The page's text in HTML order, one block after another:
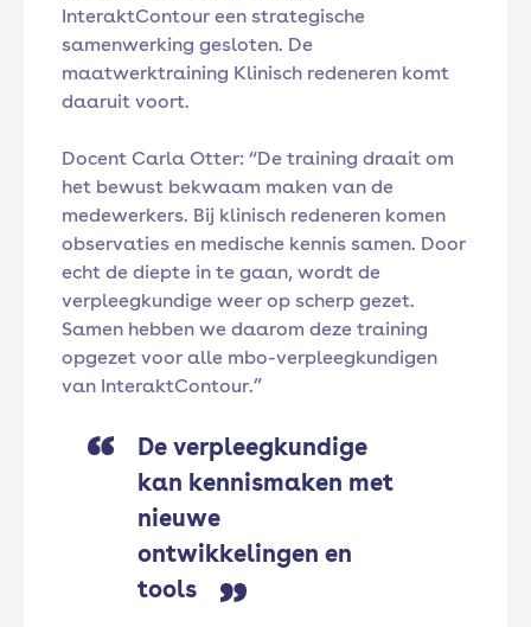
InteraktContour een strategische
samenwerking gesloten. De
maatwerktraining Klinisch redeneren komt
daaruit voort.
Docent Carla Otter: “De training draait om
het bewust bekwaam maken van de
medewerkers. Bij klinisch redeneren komen
observaties en medische kennis samen. Door
echt de diepte in te gaan, wordt de
verpleegkundige weer op scherp gezet.
Samen hebben we daarom deze training
opgezet voor alle mbo-verpleegkundigen
van InteraktContour.”
De verpleegkundige
kan kennismaken met
nieuwe
ontwikkelingen en
tools